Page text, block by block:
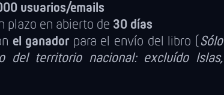
usuarios/emails
plazo en abierto de 30 días
el ganadorpara el envío del libro ( Sólo
del territorio nacional: excluído Islas,